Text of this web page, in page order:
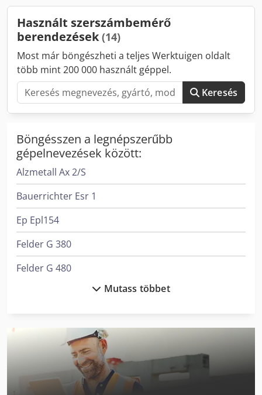
továbbítani (szerszám-menedzsment, adatbázisok,
CAD/CAM)
Használt szerszámbemérő
berendezések (14)
Most már böngészheti a teljes Werktuigen oldalt
több mint 200 000 használt géppel.
Keresés
Böngésszen a legnépszerűbb
gépelnevezések között:
Alzmetall Ax 2/S
Bauerrichter Esr 1
Ep Epl154
Felder G 380
Felder G 480
Hsm Iratmegsemmisítő
Langzauner Lzg-M-Ii-Sy
Man L 2000
Mutass többet